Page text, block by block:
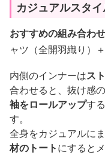
カジュアルスタ
おすすめの組み合わせ
ャツ（全開羽織り）
内側のインナーはス
合わせると、抜け感
袖をロールアップす
す。
全身をカジュアルに
材のトートにすると